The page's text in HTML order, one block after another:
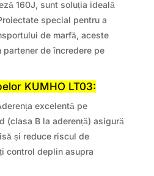
160J, sunt soluția ideală
special pentru a
de marfă, aceste
de încredere pe
KUMHO LT03:
excelentă pe
(clasa B la aderență) asigură
și reduce riscul de
control deplin asupra